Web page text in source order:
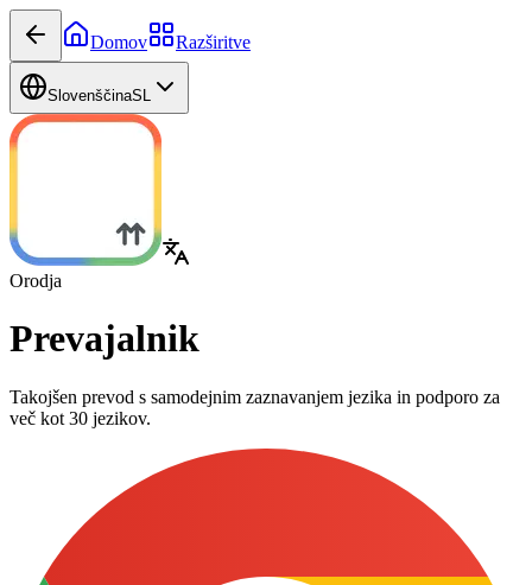
Domov Razširitve
SlovenščinaSL
Orodja
Prevajalnik
Takojšen prevod s samodejnim zaznavanjem jezika in podporo za
več kot 30 jezikov.